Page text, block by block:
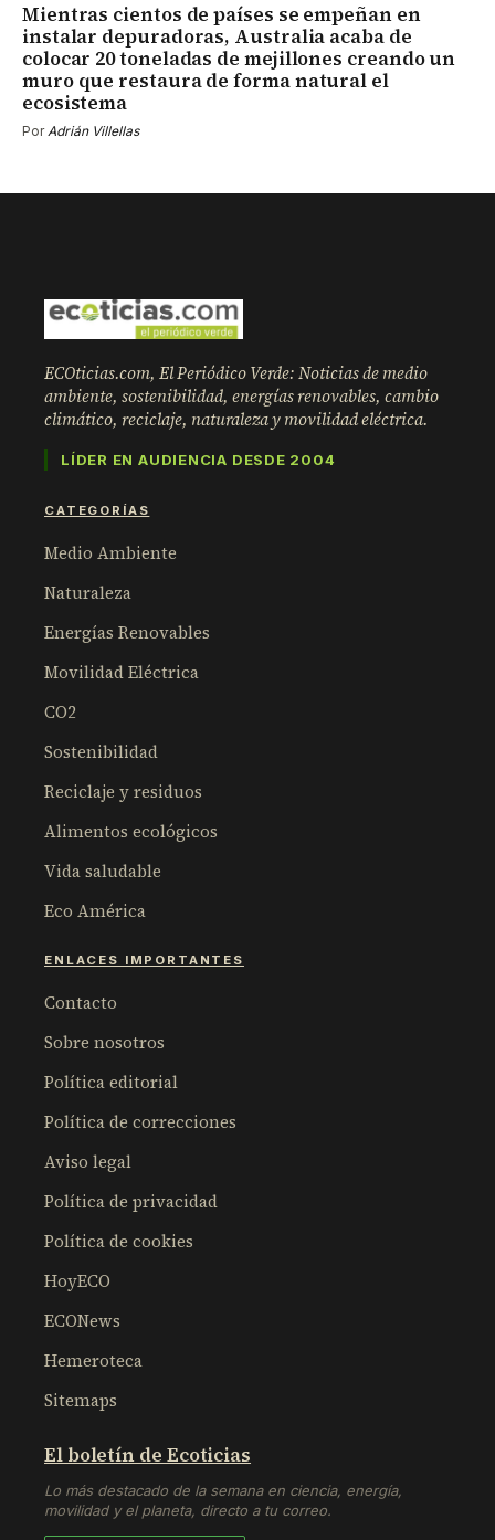
Mientras cientos de países se empeñan en
instalar depuradoras, Australia acaba de
colocar 20 toneladas de mejillones creando un
muro que restaura de forma natural el
ecosistema
PorAdrián Villellas
ECOticias.com, El Periódico Verde: Noticias de medio
ambiente, sostenibilidad, energías renovables, cambio
climático, reciclaje, naturaleza y movilidad eléctrica.
LÍDER EN AUDIENCIA DESDE 2004
CATEGORÍAS
Medio Ambiente
Naturaleza
Energías Renovables
Movilidad Eléctrica
CO2
Sostenibilidad
Reciclaje y residuos
Alimentos ecológicos
Vida saludable
Eco América
ENLACES IMPORTANTES
Contacto
Sobre nosotros
Política editorial
Política de correcciones
Aviso legal
Política de privacidad
Política de cookies
HoyECO
ECONews
Hemeroteca
Sitemaps
El boletín de Ecoticias
Lo más destacado de la semana en ciencia, energía,
movilidad y el planeta, directo a tu correo.